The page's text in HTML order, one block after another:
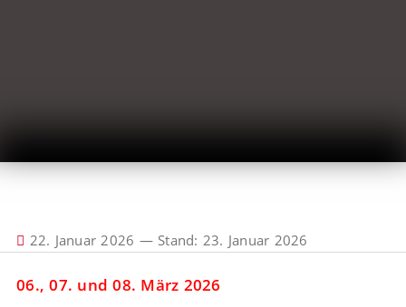
22. Januar 2026 — Stand: 23. Januar 2026
06., 07. und 08. März 2026